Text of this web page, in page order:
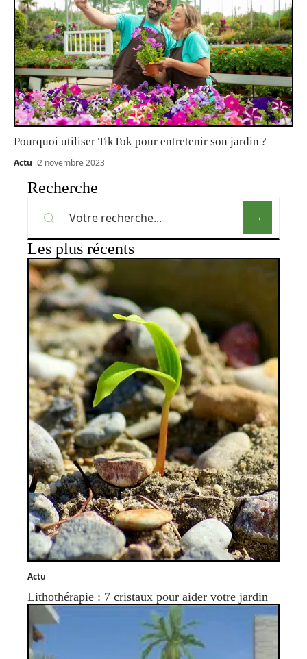
Pourquoi utiliser TikTok pour entretenir son jardin ?
Actu 2 novembre 2023
Recherche
Les plus récents
Actu
Lithothérapie : 7 cristaux pour aider votre jardin